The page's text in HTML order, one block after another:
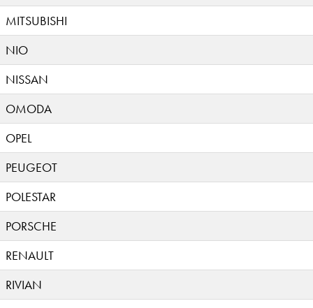
MITSUBISHI
NIO
NISSAN
OMODA
OPEL
PEUGEOT
POLESTAR
PORSCHE
RENAULT
RIVIAN